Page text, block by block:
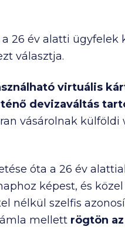
a 26 év alatti ügyfelek
választja.
virtuális
devizaváltás
vásárolnak
óta a 26 év
képest, és
nélkül szelfis
mellett rögtön